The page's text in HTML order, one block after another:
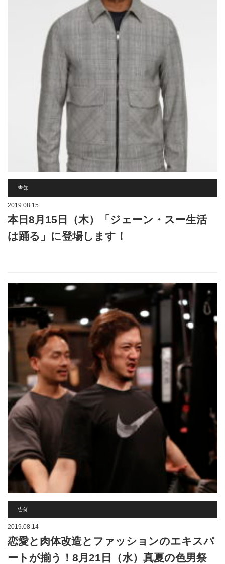
告知
2019.08.15
本日8月15日（木）「ジェーン・スー生活
は踊る」に登場します！
告知
2019.08.14
恋愛と肉体改造とファッションのエキスパ
ートが揃う！8月21日（水）真夏の色男祭